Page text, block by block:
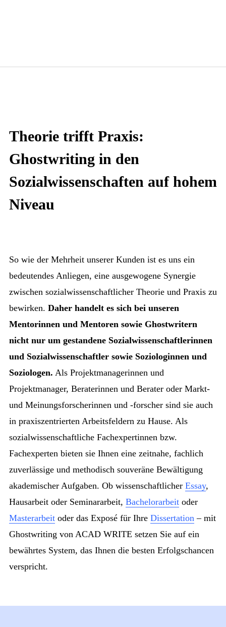
Theorie trifft Praxis:
Ghostwriting in den
Sozialwissenschaften auf hohem
Niveau
So wie der Mehrheit unserer Kunden ist es uns ein
bedeutendes Anliegen, eine ausgewogene Synergie
zwischen sozialwissenschaftlicher Theorie und Praxis zu
bewirken. Daher handelt es sich bei unseren
Mentorinnen und Mentoren sowie Ghostwritern
nicht nur um gestandene Sozialwissenschaftlerinnen
und Sozialwissenschaftler sowie Soziologinnen und
Soziologen. Als Projektmanagerinnen und
Projektmanager, Beraterinnen und Berater oder Markt-
und Meinungsforscherinnen und -forscher sind sie auch
in praxiszentrierten Arbeitsfeldern zu Hause. Als
sozialwissenschaftliche Fachexpertinnen bzw.
Fachexperten bieten sie Ihnen eine zeitnahe, fachlich
zuverlässige und methodisch souveräne Bewältigung
akademischer Aufgaben. Ob wissenschaftlicher Essay,
Hausarbeit oder Seminararbeit, Bachelorarbeit oder
Masterarbeit oder das Exposé für Ihre Dissertation – mit
Ghostwriting von ACAD WRITE setzen Sie auf ein
bewährtes System, das Ihnen die besten Erfolgschancen
verspricht.